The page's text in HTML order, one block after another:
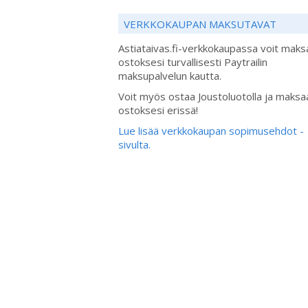
VERKKOKAUPAN MAKSUTAVAT
Astiataivas.fi-verkkokaupassa voit
ostoksesi turvallisesti Paytrailin
maksupalvelun kautta.
Voit myös ostaa Joustoluotolla ja
ostoksesi erissä!
Lue lisää verkkokaupan sopimusehdot -
sivulta.